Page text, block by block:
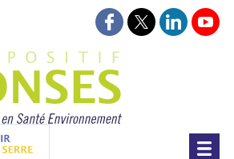
de l'air & gaz à effet de serre
Suivez-nous sur
Suivez-nous